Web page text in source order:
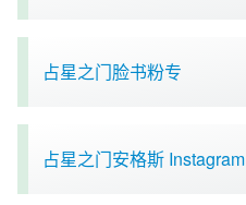
占星之门脸书粉专
占星之门安格斯 Instagram